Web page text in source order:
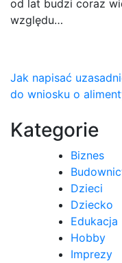
od lat budzi coraz
względu…
Nawigacja
wpisu
Jak napisać
do wniosku o
Kategorie
Biznes
Dzieci
Dziecko
Edukacja
Hobby
Imprezy